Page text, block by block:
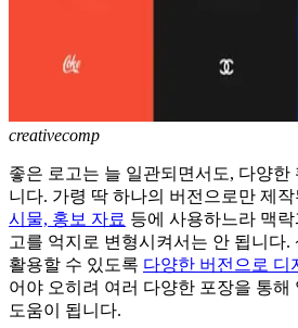
creativecomp
좋은 로고는 늘 일관되면서도, 다양한
니다. 가령 딱 하나의 버전으로만 제
시물, 홍보 자료 등에 사용하느라 맥
고를 억지로 변형시켜서는 안 됩니다.
활용할 수 있도록 다양한 버전으로 디
어야 오히려 여러 다양한 포장을 통해
도움이 됩니다.